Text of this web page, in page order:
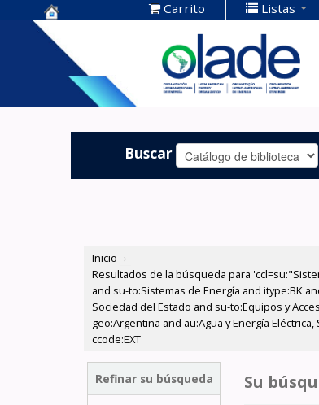
Centro de
Documentación
OLADE -
Carrito Listas
Buscar
Inicio ›
Resultados de la búsqueda para
and su-to:Sistemas de Energía and itype:BK
Sociedad del Estado and su-to:Equipos y
geo:Argentina and au:Agua y Energía
ccode:EXT'
Refinar su búsqueda Su